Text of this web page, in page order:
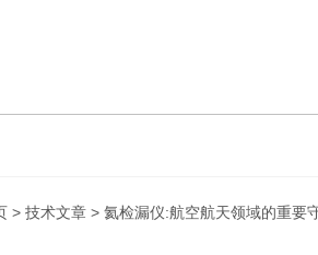
> 技术文章 > 氦检漏仪:航空航天领域的重要